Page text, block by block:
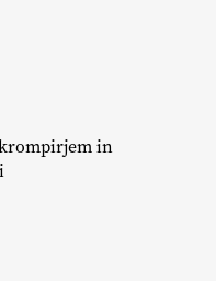
kmetija
kmetija
in